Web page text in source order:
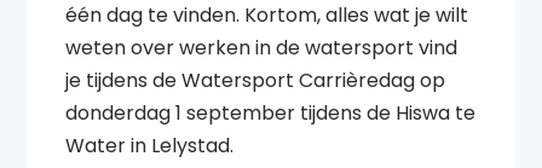
één dag te vinden. Kortom, alles wat je wilt
weten over werken in de watersport vind
je tijdens de Watersport Carrièredag op
donderdag 1 september tijdens de Hiswa te
Water in Lelystad.